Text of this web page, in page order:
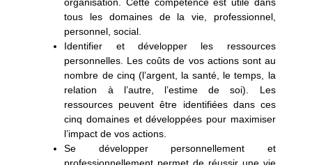
tous les domaines de la vie, professionnel,
personnel, social.
Identifier et développer les ressources
personnelles . Les coûts de vos actions sont au
nombre de cinq (l’argent, la santé, le temps, la
relation à l’autre, l’estime de soi). Les
ressources peuvent être identifiées dans ces
cinq domaines et développées pour maximiser
l’impact de vos actions.
Se développer personnellement et